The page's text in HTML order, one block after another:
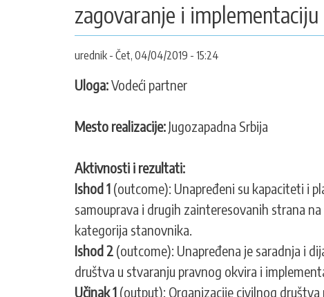
zagovaranje i
urednik Čet, 04/04/2019 - 15:24
Uloga:Vodeći partner
Mesto realizacije: Jugozapadna Srbija
Aktivnosti i rezultati:
Ishod 1 (outcome): Unapređeni su kapaciteti i
samouprava i drugih zainteresovanih strana
kategorija stanovnika.
Ishod 2 (outcome): Unapređena je saradnja i
društva u stvaranju pravnog okvira i
Učinak 1 (output): Organizacije civilnog